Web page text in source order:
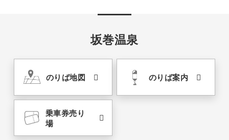
坂巻温泉
のりば地図 のりば案内
乗車券売り
場